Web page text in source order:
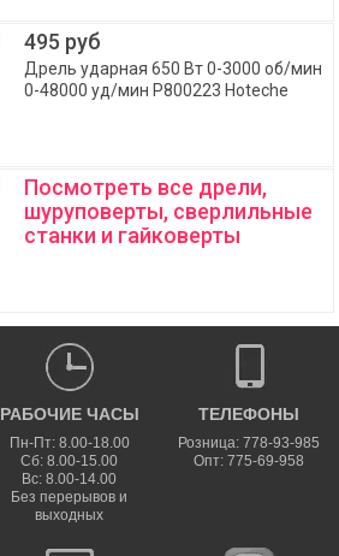
495 руб
Дрель ударная 650 Вт 0-3000 об/мин
0-48000 уд/мин P800223 Hoteche
Посмотреть все дрели,
шуруповерты, сверлильные
станки и гайковерты
РАБОЧИЕ ЧАСЫ
Пн-Пт: 8.00-18.00
Сб: 8.00-15.00
Вс: 8.00-14.00
Без перерывов и
выходных
ТЕЛЕФОНЫ
Розница: 778-93-985
Опт: 775-69-958